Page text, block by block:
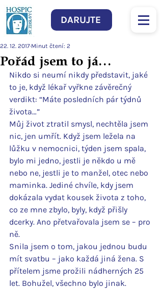
DARUJTE
Pořád jsem to já…
22. 12. 2017 Minut čtení: 2
Nikdo si neumí nikdy představit, jaké
to je, když lékař vyřkne závěrečný
verdikt: “Máte posledních pár týdnů
života…”
Můj život ztratil smysl, nechtěla jsem
nic, jen umřít. Když jsem ležela na
lůžku v nemocnici, týden jsem spala,
bylo mi jedno, jestli je někdo u mě
nebo ne, jestli je to manžel, otec nebo
maminka. Jediné chvíle, kdy jsem
dokázala vydat kousek života z toho,
co ze mne zbylo, byly, když přišly
dcerky. Ano přetvařovala jsem se – pro
ně.
Snila jsem o tom, jakou jednou budu
mít svatbu – jako každá jiná žena. S
přítelem jsme prožili nádherných 25
let. Bohužel, všechno bylo jinak.